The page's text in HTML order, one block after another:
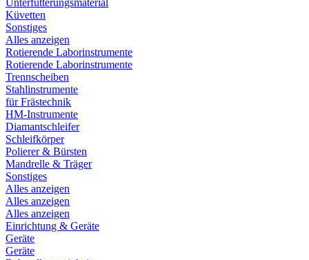
Unterfütterungsmaterial
Küvetten
Sonstiges
Alles anzeigen
Rotierende Laborinstrumente
Rotierende Laborinstrumente
Trennscheiben
Stahlinstrumente
für Frästechnik
HM-Instrumente
Diamantschleifer
Schleifkörper
Polierer & Bürsten
Mandrelle & Träger
Sonstiges
Alles anzeigen
Alles anzeigen
Alles anzeigen
Einrichtung & Geräte
Geräte
Geräte